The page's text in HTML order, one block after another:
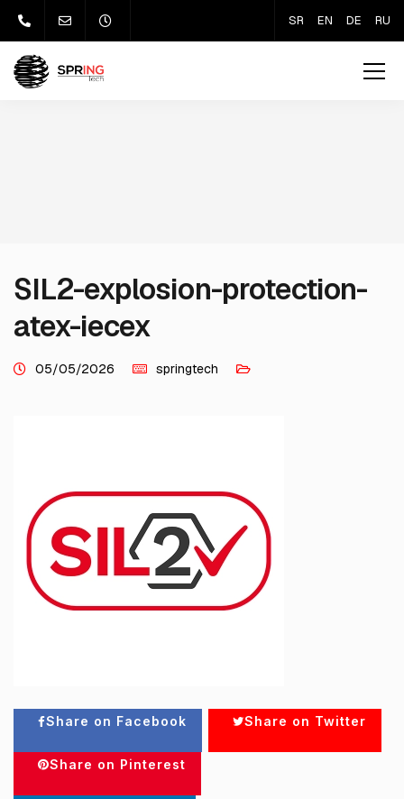
SR EN DE RU
SIL2-explosion-protection-
atex-iecex
05/05/2026 springtech
Share on Facebook Share on Twitter
Share on Pinterest